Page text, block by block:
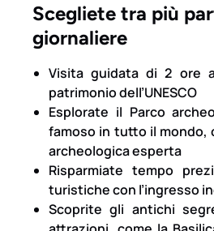
Scegliete tra più
giornaliere
Visita guidata di 2 ore
patrimonio dell’UNESCO
Esplorate il Parco
famoso in tutto il mondo,
archeologica esperta
Risparmiate tempo
turistiche con l’ingresso
Scoprite gli antichi